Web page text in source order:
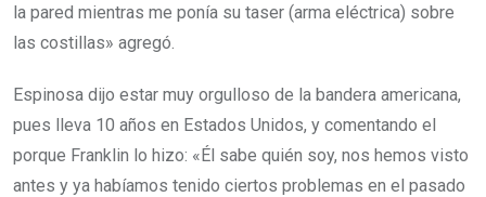
la pared mientras me ponía su taser (arma eléctrica) sobre
las costillas» agregó.
Espinosa dijo estar muy orgulloso de la bandera americana,
pues lleva 10 años en Estados Unidos, y comentando el
porque Franklin lo hizo: «Él sabe quién soy, nos hemos visto
antes y ya habíamos tenido ciertos problemas en el pasado